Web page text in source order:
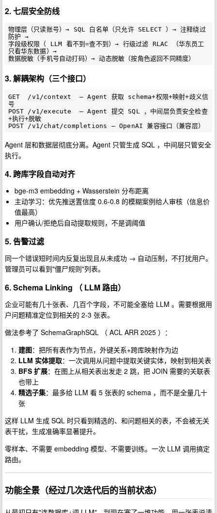
2. 七层安全防线
物理层（只读账号）→ SQL 白名单（只允许 SELECT ）→ 注释绕过
防护 →
字段级权限（ LLM 看不到=查不到）→ 行级过滤 RLAC （华东员工
只看华东数据）→
3. 解耦架构（三个接口）
GET  /v1/context  — Agent 获取 schema+权限+映射+歧义信
号
POST /v1/execute  — Agent 提交 SQL ，中间层负责安全检查
+执行+脱敏
Agent 层和数据层彻底分离。Agent 只管生成 SQL ，中间层只管安全
执行。
4. 跨库字段自动对齐
bge-m3 embedding + Wasserstein 分布距离
主动学习：优先推送置信度 0.6-0.8 的模糊案例给人审核（信息价
值最高）
用户确认/拒绝后自动提取规则，不是调阈值
5. 告警过滤
同一个错误短时间内反复出现且从未成功 → 自动压制，不打扰用户。
管理员可以看到"僵尸规则"列表。
6. Schema Linking （ LLM 路由）
企业可能有几十张表、几百个字段，不可能全塞给 LLM 。需要根据用
户问题精准定位到相关的 2-3 张表。
做法参考了 SchemaGraphSQL （ ACL ARR 2025 ）：
建图：把所有表作为节点，外键关系+跨库映射作为边
LLM 实体提取：一次调用从问题中提取关键实体，映射到相关表
BFS 扩展：在图上从相关表出发走 2 跳，把 JOIN 需要的关联表
也带上
精选子集：最多给 LLM 看 5 张表的 schema ，而不是全量几十
张
这样 LLM 生成 SQL 时只看到精选的、和问题相关的表，不会被无关
表干扰，生成准确率显著提升。
零样本、不需要 embedding 模型、不需要训练。一次 LLM 调用搞定
路由。
功能全景（经过几次迭代后的当前状态）